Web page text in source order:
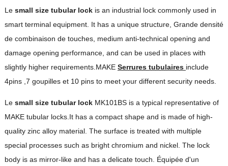
Le small size tubular lock is an industrial lock commonly used in
smart terminal equipment. It has a unique structure, Grande densité
de combinaison de touches, medium anti-technical opening and
damage opening performance, and can be used in places with
slightly higher requirements.MAKE Serrures tubulaires include
4pins,7 goupilles et 10 pins to meet your different security needs.
Le small size tubular lock MK101BS is a typical representative of
MAKE tubular locks.It has a compact shape and is made of high-
quality zinc alloy material. The surface is treated with multiple
special processes such as bright chromium and nickel. The lock
body is as mirror-like and has a delicate touch . Équipée d'un